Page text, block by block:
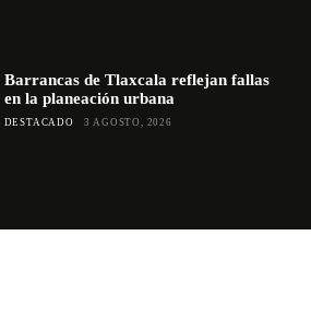
Barrancas de Tlaxcala reflejan fallas
en la planeación urbana
DESTACADO 3 AGOSTO, 2026